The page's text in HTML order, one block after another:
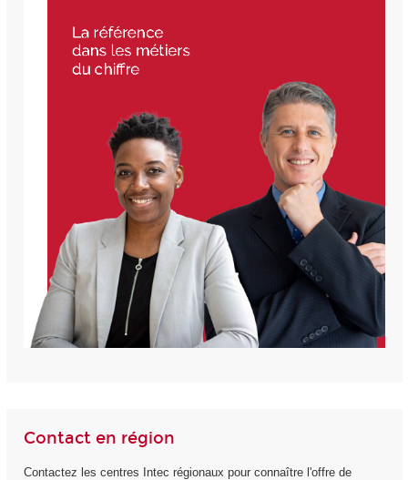
Contact en région
Contactez les centres Intec régionaux pour connaître l'offre de